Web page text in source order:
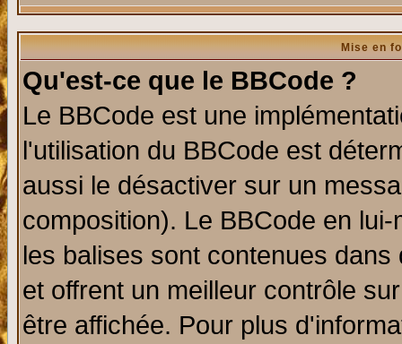
Mise en
Qu'est-ce que le BBCode ?
Le BBCode est une
l'utilisation du BBCode est
aussi le désactiver sur un
composition). Le BBCode en
les balises sont contenues
et offrent un meilleur contrôle
être affichée. Pour plus